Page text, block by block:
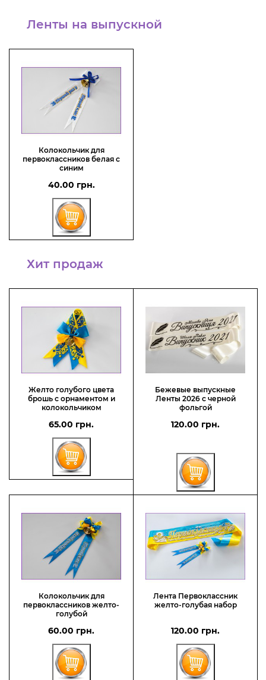
Ленты на выпускной
Колокольчик для
первоклассников белая с
синим
40.00 грн.
Хит продаж
Желто голубого цвета
брошь с орнаментом и
колокольчиком
65.00 грн.
Бежевые выпускные
Ленты 2026 с черной
фольгой
120.00 грн.
Колокольчик для
первоклассников желто-
голубой
60.00 грн.
Лента Первоклассник
желто-голубая набор
120.00 грн.